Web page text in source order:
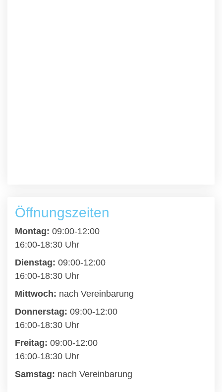
Öffnungszeiten
Montag: 09:00-12:00
16:00-18:30 Uhr
Dienstag: 09:00-12:00
16:00-18:30 Uhr
Mittwoch: nach Vereinbarung
Donnerstag: 09:00-12:00
16:00-18:30 Uhr
Freitag: 09:00-12:00
16:00-18:30 Uhr
Samstag: nach Vereinbarung